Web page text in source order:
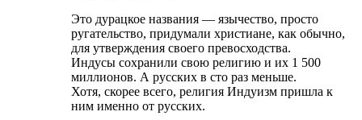
Это дурацкое названия — язычество, просто
ругательство, придумали христиане, как обычно,
для утверждения своего превосходства.
Индусы сохранили свою религию и их 1 500
миллионов. А русских в сто раз меньше.
Хотя, скорее всего, религия Индуизм пришла к
ним именно от русских.